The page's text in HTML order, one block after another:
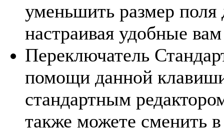
уменьшить размер
настраивая удобные
Переключатель
помощи данной
стандартным
также можете сменить